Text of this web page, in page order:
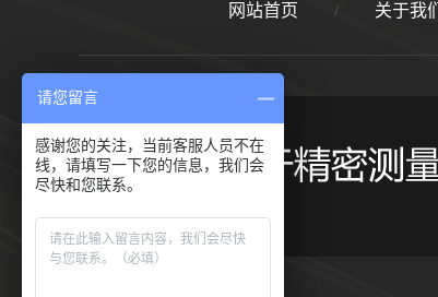
网站首页 / 关于我们
请您留言
感谢您的关注，当前客服人员不在
线，请填写一下您的信息，我们会
尽快和您联系。